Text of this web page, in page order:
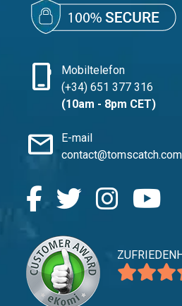
phone_iphone
Mobiltelefon
(+34) 651 377 316
(10am - 8pm CET)
mail
E-mail
contact@tomscatch.com